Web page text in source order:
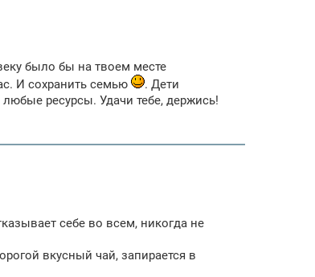
было бы на твоем месте
И сохранить семью
. Дети
любые ресурсы. Удачи тебе, держись!
себе во всем, никогда не
вкусный чай, запирается в